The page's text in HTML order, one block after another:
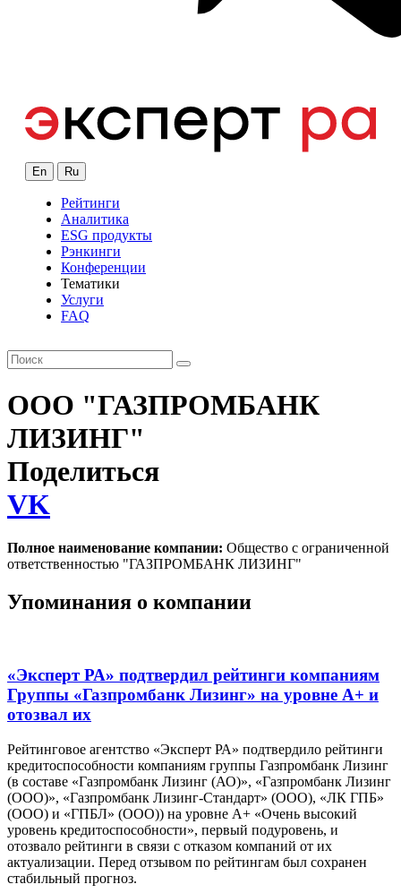
En Ru
Рейтинги
Аналитика
ESG продукты
Рэнкинги
Конференции
Тематики
Услуги
FAQ
ООО "ГАЗПРОМБАНК
ЛИЗИНГ"
Поделиться
VK
Полное наименование компании: Общество с ограниченной
ответственностью "ГАЗПРОМБАНК ЛИЗИНГ"
Упоминания о компании
«Эксперт РА» подтвердил рейтинги компаниям
Группы «Газпромбанк Лизинг» на уровне А+ и
отозвал их
Рейтинговое агентство «Эксперт РА» подтвердило рейтинги
кредитоспособности компаниям группы Газпромбанк Лизинг
(в составе «Газпромбанк Лизинг (АО)», «Газпромбанк Лизинг
(ООО)», «Газпромбанк Лизинг-Стандарт» (ООО), «ЛК ГПБ»
(ООО) и «ГПБЛ» (ООО)) на уровне А+ «Очень высокий
уровень кредитоспособности», первый подуровень, и
отозвало рейтинги в связи с отказом компаний от их
актуализации. Перед отзывом по рейтингам был сохранен
стабильный прогноз.